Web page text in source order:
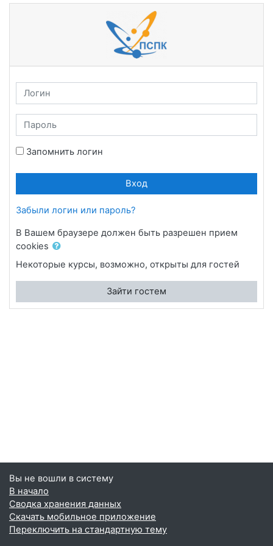
Перейти к основному содержанию
Логин
Пароль
Запомнить логин
Вход
Забыли логин или пароль?
В Вашем браузере должен быть разрешен прием
cookies
Некоторые курсы, возможно, открыты для гостей
Зайти гостем
Вы не вошли в систему
В начало
Сводка хранения данных
Скачать мобильное приложение
Переключить на стандартную тему